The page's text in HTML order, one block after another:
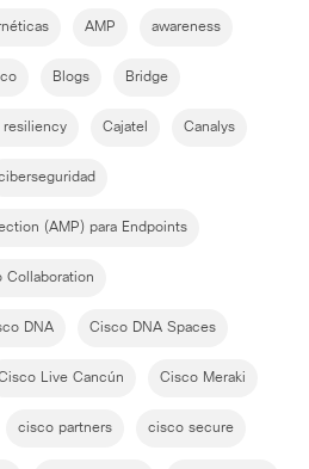
AMP awareness
Blogs Bridge
resiliency Cajatel Canalys
(AMP) para Endpoints
Collaboration
DNA Cisco DNA Spaces
Live Cancún Cisco Meraki
cisco partners cisco secure